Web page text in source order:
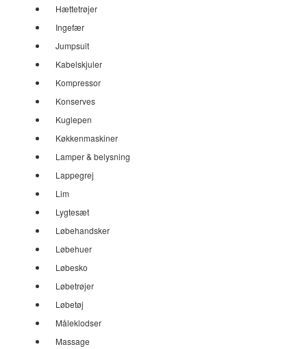
Hættetrøjer
Ingefær
Jumpsuit
Kabelskjuler
Kompressor
Konserves
Kuglepen
Køkkenmaskiner
Lamper & belysning
Lappegrej
Lim
Lygtesæt
Løbehandsker
Løbehuer
Løbesko
Løbetrøjer
Løbetøj
Måleklodser
Massage